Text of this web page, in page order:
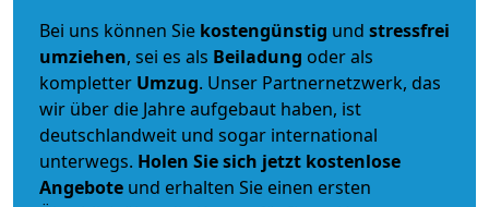
Bei uns können Sie kostengünstig und stressfrei
umziehen, sei es als Beiladung oder als
kompletter Umzug. Unser Partnernetzwerk, das
wir über die Jahre aufgebaut haben, ist
deutschlandweit und sogar international
unterwegs. Holen Sie sich jetzt kostenlose
Angebote und erhalten Sie einen ersten